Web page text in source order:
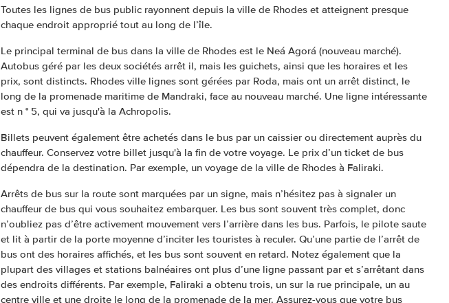
Toutes les lignes de bus public rayonnent depuis la ville de Rhodes et atteignent presque
chaque endroit approprié tout au long de l’île.
Le principal terminal de bus dans la ville de Rhodes est le Neá Agorá (nouveau marché).
Autobus géré par les deux sociétés arrêt il, mais les guichets, ainsi que les horaires et les
prix, sont distincts. Rhodes ville lignes sont gérées par Roda, mais ont un arrêt distinct, le
long de la promenade maritime de Mandraki, face au nouveau marché. Une ligne intéressante
est n ° 5, qui va jusqu'à la Achropolis.
Billets peuvent également être achetés dans le bus par un caissier ou directement auprès du
chauffeur. Conservez votre billet jusqu'à la fin de votre voyage. Le prix d’un ticket de bus
dépendra de la destination. Par exemple, un voyage de la ville de Rhodes à Faliraki.
Arrêts de bus sur la route sont marquées par un signe, mais n’hésitez pas à signaler un
chauffeur de bus qui vous souhaitez embarquer. Les bus sont souvent très complet, donc
n’oubliez pas d’être activement mouvement vers l’arrière dans les bus. Parfois, le pilote saute
et lit à partir de la porte moyenne d’inciter les touristes à reculer. Qu’une partie de l’arrêt de
bus ont des horaires affichés, et les bus sont souvent en retard. Notez également que la
plupart des villages et stations balnéaires ont plus d’une ligne passant par et s’arrêtant dans
des endroits différents. Par exemple, Faliraki a obtenu trois, un sur la rue principale, un au
centre ville et une droite le long de la promenade de la mer. Assurez-vous que votre bus